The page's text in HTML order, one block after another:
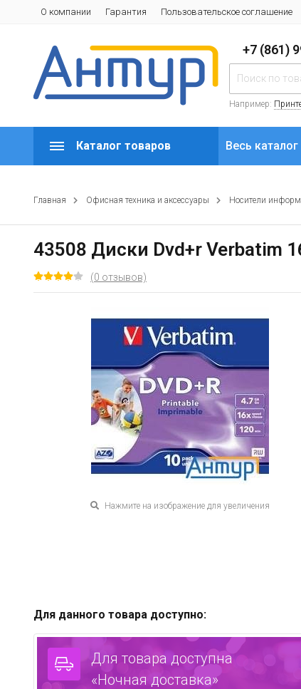
О компании Гарантия Пользовательское соглашение
+7 (861)
Например:
Каталог товаров Весь каталог
Главная Офисная техника и аксессуары Носители
43508 Диски Dvd+r Verbatim
(0 отзывов)
Нажмите на изображение для увеличения
Для данного товара доступно:
Для товара доступна
«Ночная доставка»